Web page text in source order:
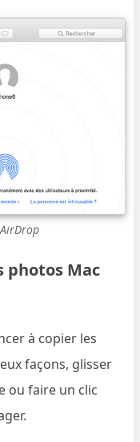
photos Mac
à copier les
façons, glisser
ou faire un clic